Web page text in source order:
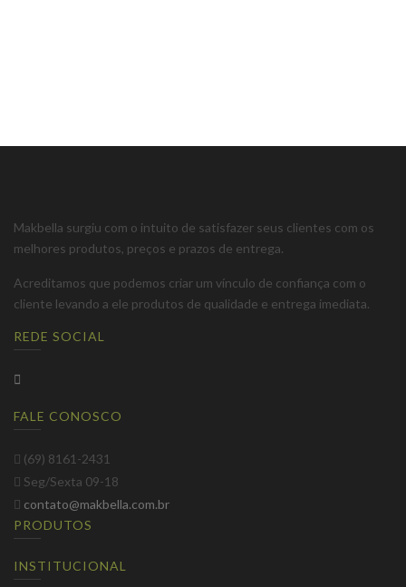
Makbella surgiu com o intuito de satisfazer seus clientes com os
melhores produtos, preços e prazos de entrega.
Acreditamos que podemos criar um vínculo de confiança com o
cliente levando a ele produtos de qualidade e entrega imediata.
REDE SOCIAL
FALE CONOSCO
(69) 8161-2431
Seg/Sexta 09-18
contato@makbella.com.br
PRODUTOS
INSTITUCIONAL